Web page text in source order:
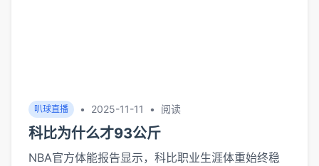
叭球直播 • 2025-11-11 • 阅读
科比为什么才93公斤
NBA官方体能报告显示，科比职业生涯体重始终稳